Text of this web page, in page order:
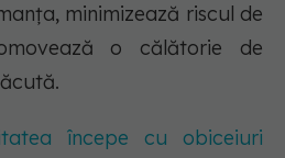
minimizează riscul de
o călătorie de
începe cu obiceiuri